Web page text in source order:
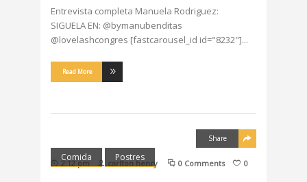
Entrevista completa Manuela Rodriguez:
SIGUELA EN: @bymanubenditas
@lovelashcongres [fastcarousel_id id="8232"]
Read More
Comida Postres
Share
2:12 pm carlton henry 0 Comments 0